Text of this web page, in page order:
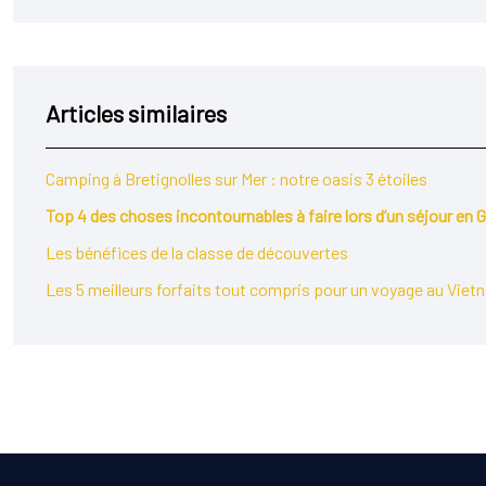
Articles similaires
Camping à Bretignolles sur Mer : notre oasis 3 étoiles
Top 4 des choses incontournables à faire lors d’un séjour en
Les bénéfices de la classe de découvertes
Les 5 meilleurs forfaits tout compris pour un voyage au